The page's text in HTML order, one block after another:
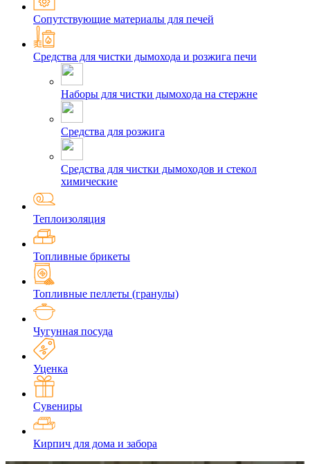
Сопутствующие материалы для печей
Средства для чистки дымохода и розжига печи
Наборы для чистки дымохода на стержне
Средства для розжига
Средства для чистки дымоходов и стекол
химические
Теплоизоляция
Топливные брикеты
Топливные пеллеты (гранулы)
Чугунная посуда
Уценка
Сувениры
Кирпич для дома и забора